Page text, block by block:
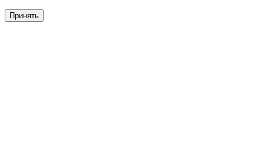
Принять